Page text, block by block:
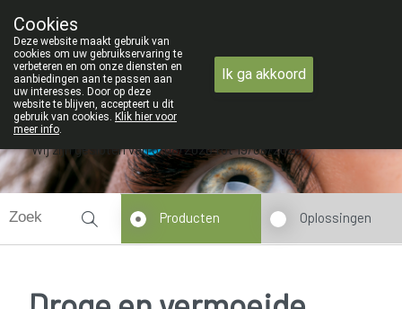
09 228 32 36
Wij zijn gesloten van 3/08/2026 tot 19/08/2026
Producten Oplossingen
Cookies
Deze website maakt gebruik van
cookies om uw gebruikservaring te
verbeteren en om onze diensten en
aanbiedingen aan te passen aan
uw interesses. Door op deze
website te blijven, accepteert u dit
gebruik van cookies. Klik hier voor
meer info.
Ik ga akkoord